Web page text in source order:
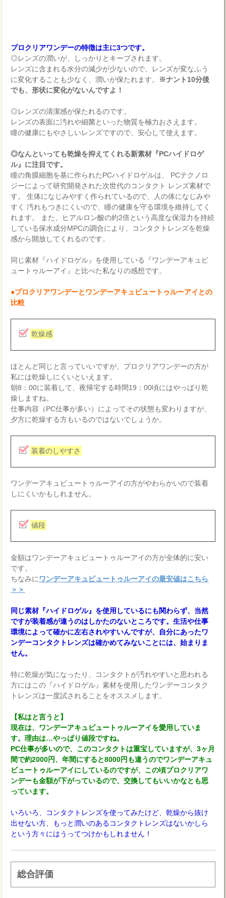
プロクリアワンデーの特徴は主に3つです。
◎レンズの潤いが、しっかりとキープされます。
レンズに含まれる水分の減少が少ないので、レンズが変なふう
に変化することも少なく、潤いが保たれます。 ※ナント10分後
でも、形状に変化がないんですよ！
◎レンズの清潔感が保たれるのです。
レンズの表面に汚れや細菌といった物質を極力おさえます。
瞳の健康にもやさしいレンズですので、安心して使えます。
◎なんといっても乾燥を抑えてくれる新素材『PCハイドロゲ
ル』に注目です。
瞳の角膜細胞を基に作られたPCハイドロゲルは、 PCテクノロ
ジーによって研究開発された次世代のコンタクト レンズ素材で
す。 生体になじみやすく作られているので、人の体になじみや
すく 汚れもつきにくいので、瞳の健康を守る環境を維持してく
れます。 また、ヒアルロン酸の約2倍という高度な保湿力を持続
している保水成分MPCの調合により、コンタクトレンズを乾燥
感から開放してくれるのです。
同じ素材『ハイドロゲル』を使用している『ワンデーアキュビ
ュートゥルーアイ』と比べた私なりの感想です。
●プロクリアワンデーとワンデーアキュビュートゥルーアイとの
比較
乾燥感
ほとんど同じと言っていいですが、プロクリアワンデーの方が
私には乾燥しにくいといえます。
朝8：00に装着して、夜帰宅する時間19：00頃にはやっぱり乾
燥しますね。
仕事内容（PC仕事が多い）によってその状態も変わりますが、
夕方に乾燥する方もいるのではないでしょうか。
装着のしやすさ
ワンデーアキュビュートゥルーアイの方がやわらかいので装着
しにくいかもしれません。
値段
金額はワンデーアキュビュートゥルーアイの方が全体的に安い
です。
ちなみに ワンデーアキュビュートゥルーアイの最安値はこちら
＞＞
同じ素材『ハイドロゲル』を使用しているにも関わらず、当然
ですが装着感が違うのはしかたのないところです。生活や仕事
環境によって確かに左右されやすいんですが、自分にあったワ
ンデーコンタクトレンズは確かめてみないことには、始まりま
せん。
特に乾燥が気になったり、コンタクトが汚れやすいと思われる
方にはこの『ハイドロゲル』素材を使用したワンデーコンタク
トレンズは一度試されることをオススメします。
【私はと言うと】
現在は、ワンデーアキュビュートゥルーアイを愛用していま
す。理由は…やっぱり値段ですね。
PC仕事が多いので、このコンタクトは重宝していますが、3ヶ月
間で約2000円、年間にすると8000円も違うのでワンデーアキュ
ビュートゥルーアイにしているのですが、この頃プロクリアワ
ンデーも金額が下がっているので、交換してもいいかなとも思
っています。
いろいろ、コンタクトレンズを使ってみたけど、乾燥から抜け
出せない方、もっと潤いのあるコンタクトレンズはないかしら
という方々にはうってつけかもしれません！
総合評価